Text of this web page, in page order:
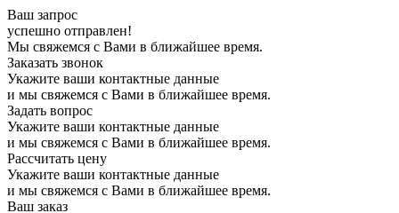
Ваш запрос
успешно отправлен!
Мы свяжемся с Вами в ближайшее время.
Заказать звонок
Укажите ваши контактные данные
и мы свяжемся с Вами в ближайшее время.
Задать вопрос
Укажите ваши контактные данные
и мы свяжемся с Вами в ближайшее время.
Рассчитать цену
Укажите ваши контактные данные
и мы свяжемся с Вами в ближайшее время.
Ваш заказ